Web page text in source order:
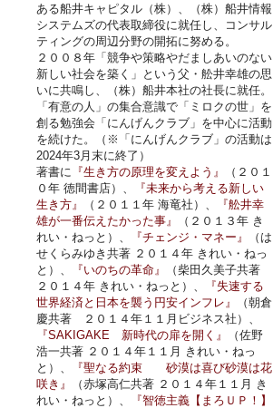
ある船井キャピタル（株）、（株）船井情報
システムズの代表取締役に就任し、コンサル
ティングの周辺分野の開拓に努める。
２００８年「競争や策略やだましあいのない
新しい社会を築く」という父・舩井幸雄の思
いに共鳴し、（株）船井本社の社長に就任。
「有意の人」の集合意識で「ミロクの世」を
創る勉強会「にんげんクラブ」を中心に活動
を続けた。（※「にんげんクラブ」の活動は
2024年3月末に終了）
著書に 『生き方の原理を変えよう』
（２０１
０年 徳間書店）、
『未来から考える新しい
生き方』
（２０１１年 海竜社）、
『舩井幸
雄が一番伝えたかった事』
（２０１３年 き
れい・ねっと）、
『チェンジ・マネー』
（は
せくらみゆき共著 ２０１４年 きれい・ねっ
と）、
『いのちの革命』
（柴田久美子共著
２０１４年 きれい・ねっと）、
『失速する
世界経済と日本を襲う円安インフレ』
（朝倉
慶共著 ２０１４年１１月ビジネス社）、
『SAKIGAKE 新時代の扉を開く』
（佐野
浩一共著 ２０１４年１１月 きれい・ねっ
と）、
『聖なる約束 砂漠は喜び砂漠は花
咲き』
（赤塚高仁共著 ２０１４年１１月 き
れい・ねっと）、
『智徳主義【まろＵＰ！】